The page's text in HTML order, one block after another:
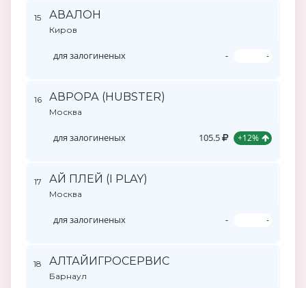
15 АВАЛОН
Киров
для залогиненых - -
16 АВРОРА (HUBSTER)
Москва
для залогиненых 105.5 +12%
17 АЙ ПЛЕЙ (I PLAY)
Москва
для залогиненых - -
18 АЛТАЙИГРОСЕРВИС
Барнаул